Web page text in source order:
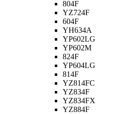
804F
YZ724F
604F
YH634A
YP602LG
YP602M
824F
YP604LG
814F
YZ814FC
YZ834F
YZ834FX
YZ884F